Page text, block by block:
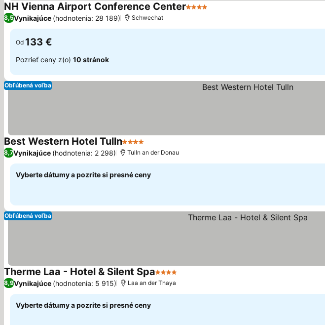
NH Vienna Airport Conference Center4 Počet hviezdičiek
8,5Vynikajúce (hodnotenia: 28 189) Schwechat
Od 133 €
Pozrieť ceny z(o) 10 stránok
Obľúbená voľba
Best Western Hotel Tulln4 Počet hviezdičiek
8,7Vynikajúce (hodnotenia: 2 298) Tulln an der Donau
Vyberte dátumy a pozrite si presné ceny
Obľúbená voľba
Therme Laa - Hotel & Silent Spa4 Počet hviezdičiek
8,9Vynikajúce (hodnotenia: 5 915) Laa an der Thaya
Vyberte dátumy a pozrite si presné ceny